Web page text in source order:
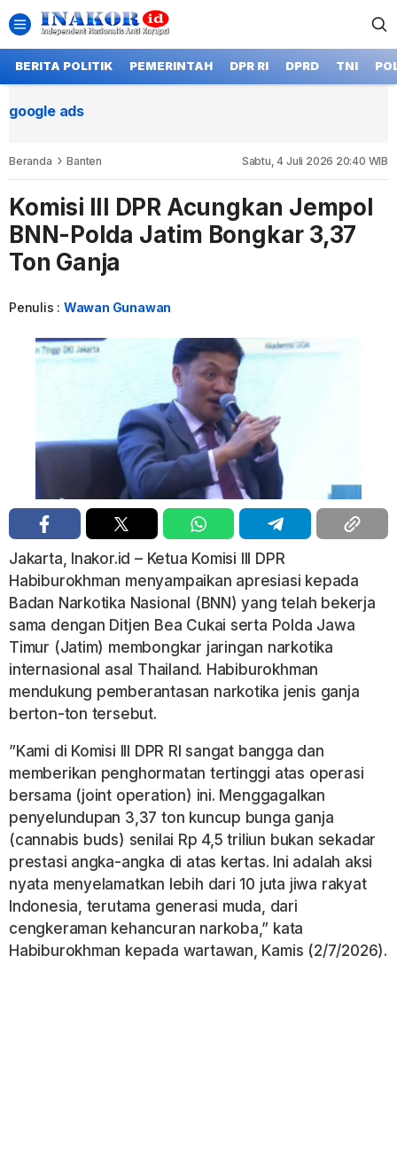
BERITA POLITIK PEMERINTAH DPR RI DPRD TNI
google ads
Beranda Banten Sabtu, 4 Juli 2026 20:40 WIB
Komisi III DPR Acungkan Jempol
BNN-Polda Jatim Bongkar 3,37
Ton Ganja
Penulis : Wawan Gunawan
Jakarta, Inakor.id – Ketua Komisi III DPR
Habiburokhman menyampaikan apresiasi kepada
Badan Narkotika Nasional (BNN) yang telah bekerja
sama dengan Ditjen Bea Cukai serta Polda Jawa
Timur (Jatim) membongkar jaringan narkotika
internasional asal Thailand. Habiburokhman
mendukung pemberantasan narkotika jenis ganja
berton-ton tersebut.
​”Kami di Komisi III DPR RI sangat bangga dan
memberikan penghormatan tertinggi atas operasi
bersama (joint operation) ini. Menggagalkan
penyelundupan 3,37 ton kuncup bunga ganja
(cannabis buds) senilai Rp 4,5 triliun bukan sekadar
prestasi angka-angka di atas kertas. Ini adalah aksi
nyata menyelamatkan lebih dari 10 juta jiwa rakyat
Indonesia, terutama generasi muda, dari
cengkeraman kehancuran narkoba,” kata
Habiburokhman kepada wartawan, Kamis (2/7/2026).